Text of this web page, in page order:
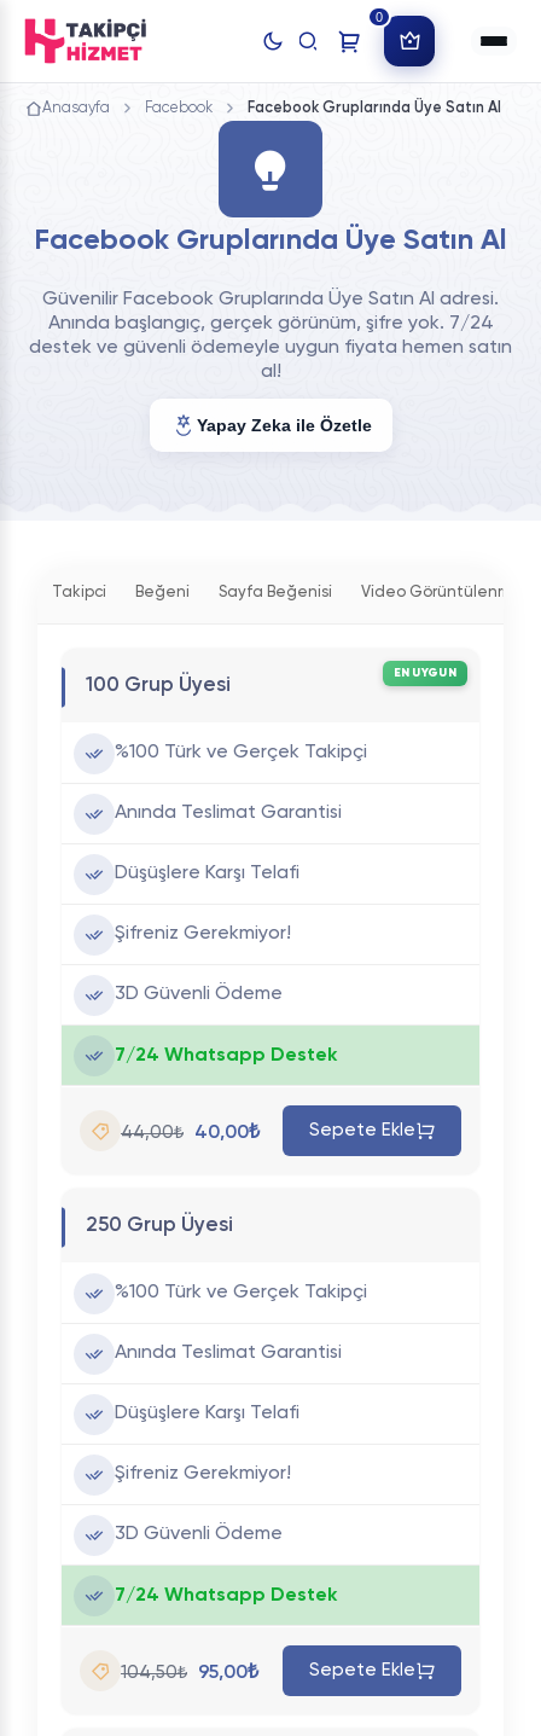
0
Anasayfa Facebook Facebook Gruplarında Üye Satın Al
Facebook Gruplarında Üye Satın Al
Güvenilir Facebook Gruplarında Üye Satın Al adresi.
Anında başlangıç, gerçek görünüm, şifre yok. 7/24
destek ve güvenli ödemeyle uygun fiyata hemen satın
al!
Yapay Zeka ile Özetle
Takipci Beğeni Sayfa Beğenisi Video Görüntülenme
EN UYGUN
100 Grup Üyesi
%100 Türk ve Gerçek Takipçi
Anında Teslimat Garantisi
Düşüşlere Karşı Telafi
Şifreniz Gerekmiyor!
3D Güvenli Ödeme
7/24 Whatsapp Destek
44,00₺ 40,00₺ Sepete Ekle
250 Grup Üyesi
%100 Türk ve Gerçek Takipçi
Anında Teslimat Garantisi
Düşüşlere Karşı Telafi
Şifreniz Gerekmiyor!
3D Güvenli Ödeme
7/24 Whatsapp Destek
104,50₺ 95,00₺ Sepete Ekle